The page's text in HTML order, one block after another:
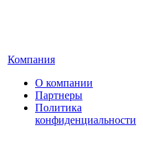
Компания
О компании
Партнеры
Политика
конфиденциальности